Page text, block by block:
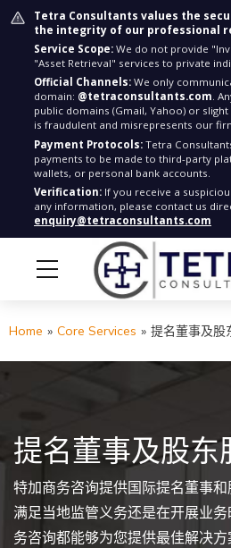
Tetra Consultants values the
the integrity of our professional
Service Scope: We do not provide
"Asset Retrieval" services to private
Official Channels: We only
domain: @tetraconsultants.com.
public domains (Gmail, Yahoo) or
is fraudulent and misrepresents our
Payment Protocols: Tetra
payments to be made to third-party
wallets, or personal bank accounts.
Verification: If you receive a
any information, please contact us
enquiry@tetraconsultants.com
Home » Core Services » 提名董事及股
提名董事及股东
特加商务咨询提供国际提名董事
满足当地监管义务还是在开展业
务咨询都能够为您提供最佳解决方